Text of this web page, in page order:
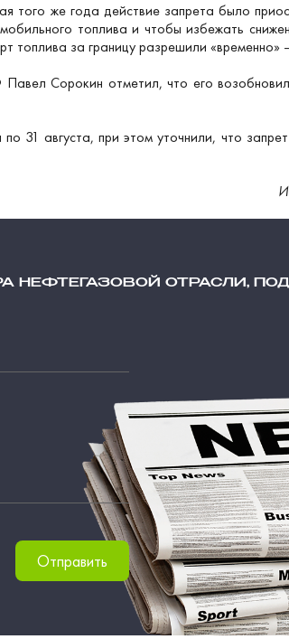
того же года действие запрета было
топлива и чтобы избежать
топлива за границу разрешили
Сорокин отметил, что его
31 августа, при этом уточнили, что
НЕФТЕГАЗОВОЙ ОТРАСЛИ,
Отправить